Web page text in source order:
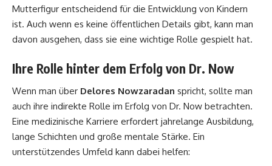
Mutterfigur entscheidend für die Entwicklung von Kindern
ist. Auch wenn es keine öffentlichen Details gibt, kann man
davon ausgehen, dass sie eine wichtige Rolle gespielt hat.
Ihre Rolle hinter dem Erfolg von Dr. Now
Wenn man über Delores Nowzaradan spricht, sollte man
auch ihre indirekte Rolle im Erfolg von Dr. Now betrachten.
Eine medizinische Karriere erfordert jahrelange Ausbildung,
lange Schichten und große mentale Stärke. Ein
unterstützendes Umfeld kann dabei helfen: